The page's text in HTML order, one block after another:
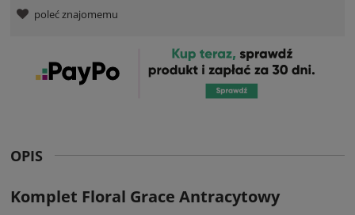
poleć znajomemu
OPIS
Komplet Floral Grace Antracytowy